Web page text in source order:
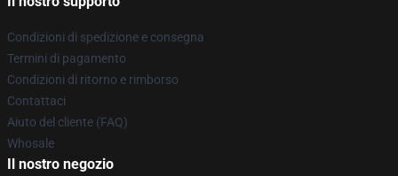
Condizioni di spedizione e consegna
Termini di pagamento
Condizioni di ritorno e rimborso
Contattaci
Aiuto del cliente (FAQ)
Whosale
Il nostro negozio